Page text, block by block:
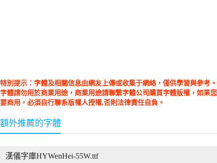
特別提示：字體及相關信息由網友上傳或收集于網絡，僅供學習與參考。
字體請勿用於商業用途，商業用途請聯繫字體公司購買字體版權，如果您
要商用，必須自行聯系版權人授權,否則法律責任自負。
額外推薦的字體
漢儀字庫HYWenHei-55W.ttf